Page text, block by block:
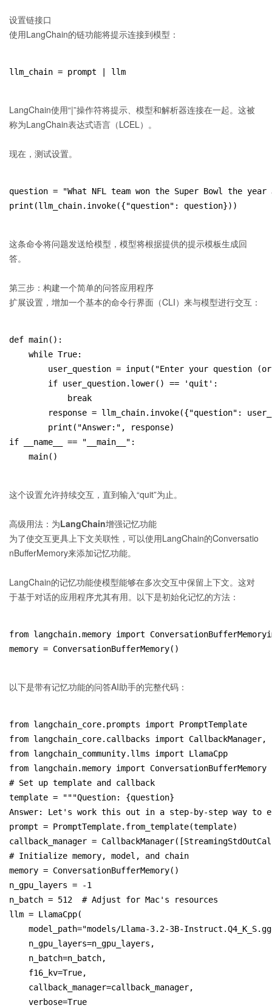
设置链接口
使用LangChain的链功能将提示连接到模型：
llm_chain = prompt | llm
LangChain使用“|”操作符将提示、模型和解析器连接在一起。这被
称为LangChain表达式语言（LCEL）。
现在，测试设置。
question = "What NFL team won the Super Bowl the
print(llm_chain.invoke({"question": question}))
这条命令将问题发送给模型，模型将根据提供的提示模板生成回
答。
第三步：构建一个简单的问答应用程序
扩展设置，增加一个基本的命令行界面（CLI）来与模型进行交互：
def main():
while True:
user_question = input("Enter your question
if user_question.lower() == 'quit':
break
response = llm_chain.invoke({"question":
print("Answer:", response)
if __name__ == "__main__":
main()
这个设置允许持续交互，直到输入“quit”为止。
高级用法：为LangChain增强记忆功能
为了使交互更具上下文关联性，可以使用LangChain的Conversatio
nBufferMemory来添加记忆功能。
LangChain的记忆功能使模型能够在多次交互中保留上下文。这对
于基于对话的应用程序尤其有用。以下是初始化记忆的方法：
from langchain.memory import
memory = ConversationBufferMemory()
以下是带有记忆功能的问答AI助手的完整代码：
from langchain_core.prompts import PromptTemplate
from langchain_core.callbacks import CallbackManager,
from langchain_community.llms import LlamaCpp
from langchain.memory import ConversationBufferMemory
# Set up template and callback
template = """Question: {question}
Answer: Let's work this out in a step-by-step way to
prompt = PromptTemplate.from_template(template)
callback_manager =
# Initialize memory, model, and chain
memory = ConversationBufferMemory()
n_gpu_layers = -1
n_batch = 512  # Adjust for Mac's resources
llm = LlamaCpp(
model_path="models/Llama-3.2-3B-
n_gpu_layers=n_gpu_layers,
n_batch=n_batch,
f16_kv=True,
callback_manager=callback_manager,
verbose=True